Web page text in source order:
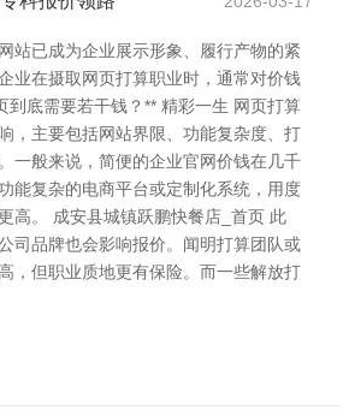
站已成为企业展示形象、履行产物的紧
业在摄取网页打算职业时，通常对价钱
到底需要若干钱？** 精彩一生 网页打算
，主要包括网站界限、功能复杂度、打
一般来说，简便的企业官网价钱在几千
能复杂的电商平台或定制化系统，用度
高。 成安县城镇跃鹏快餐店_首页 此
司品牌也会影响报价。闻明打算团队或
，但职业质地更有保险。而一些解放打